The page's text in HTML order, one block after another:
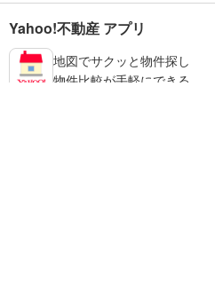
Yahoo!不動産 アプリ
地図でサクッと物件探し
物件比較が手軽にできる